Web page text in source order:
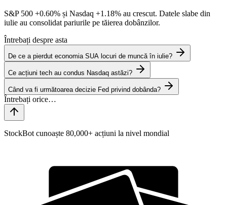
S&P 500 +0.60% și Nasdaq +1.18% au crescut. Datele slabe din
iulie au consolidat pariurile pe tăierea dobânzilor.
Întrebați despre asta
De ce a pierdut economia SUA locuri de muncă în iulie?
Ce acțiuni tech au condus Nasdaq astăzi?
Când va fi următoarea decizie Fed privind dobânda?
StockBot cunoaște 80,000+ acțiuni la nivel mondial